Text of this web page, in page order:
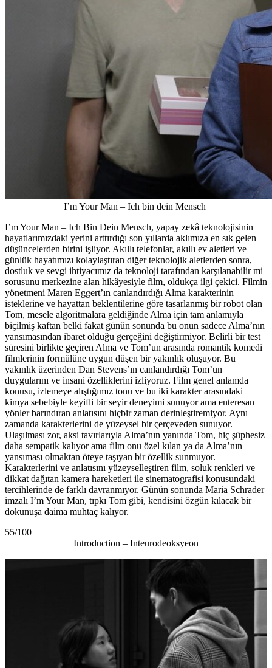
I’m Your Man – Ich bin dein Mensch
I’m Your Man – Ich Bin Dein Mensch, yapay zekâ teknolojisinin
hayatlarımızdaki yerini arttırdığı son yıllarda aklımıza en sık gelen
düşüncelerden birini işliyor. Akıllı telefonlar, akıllı ev aletleri ve
günlük hayatımızı kolaylaştıran diğer teknolojik aletlerden sonra,
dostluk ve sevgi ihtiyacımız da teknoloji tarafından karşılanabilir mi
sorusunu merkezine alan hikâyesiyle film, oldukça ilgi çekici. Filmin
yönetmeni Maren Eggert’ın canlandırdığı Alma karakterinin
isteklerine ve hayattan beklentilerine göre tasarlanmış bir robot olan
Tom, mesele algoritmalara geldiğinde Alma için tam anlamıyla
biçilmiş kaftan belki fakat günün sonunda bu onun sadece Alma’nın
yansımasından ibaret olduğu gerçeğini değiştirmiyor. Belirli bir test
süresini birlikte geçiren Alma ve Tom’un arasında romantik komedi
filmlerinin formülüne uygun düşen bir yakınlık oluşuyor. Bu
yakınlık üzerinden Dan Stevens’ın canlandırdığı Tom’un
duygularını ve insani özelliklerini izliyoruz. Film genel anlamda
konusu, izlemeye alıştığımız tonu ve bu iki karakter arasındaki
kimya sebebiyle keyifli bir seyir deneyimi sunuyor ama enteresan
yönler barındıran anlatısını hiçbir zaman derinleştiremiyor. Aynı
zamanda karakterlerini de yüzeysel bir çerçeveden sunuyor.
Ulaşılması zor, aksi tavırlarıyla Alma’nın yanında Tom, hiç şüphesiz
daha sempatik kalıyor ama film onu özel kılan ya da Alma’nın
yansıması olmaktan öteye taşıyan bir özellik sunmuyor.
Karakterlerini ve anlatısını yüzeyselleştiren film, soluk renkleri ve
dikkat dağıtan kamera hareketleri ile sinematografisi konusundaki
tercihlerinde de farklı davranmıyor. Günün sonunda Maria Schrader
imzalı I’m Your Man, tıpkı Tom gibi, kendisini özgün kılacak bir
dokunuşa daima muhtaç kalıyor.
55/100
Introduction – Inteurodeoksyeon